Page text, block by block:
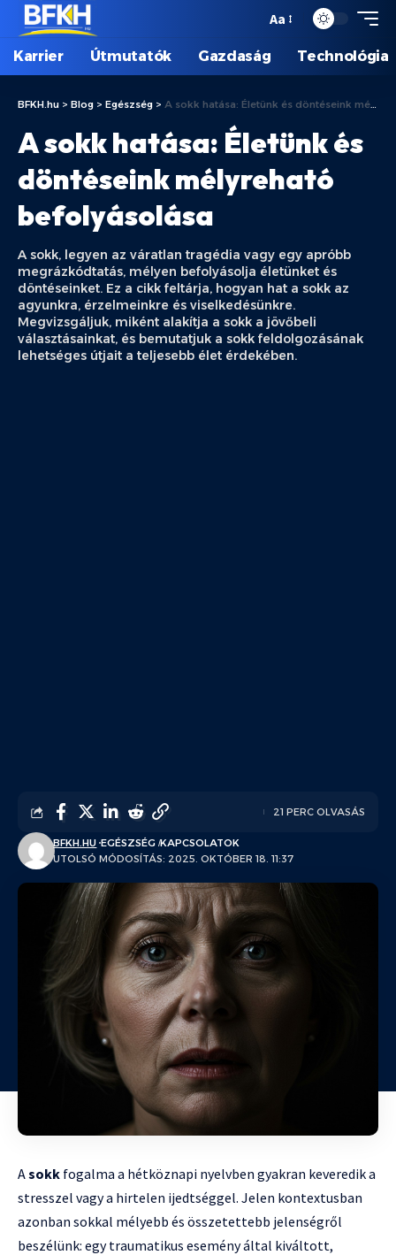
Aa
Karrier Útmutatók Gazdaság Technológia
BFKH.hu > Blog > Egészség > A sokk hatása: Életünk és döntéseink mélyreható befolyásolása
A sokk hatása: Életünk és
döntéseink mélyreható
befolyásolása
A sokk, legyen az váratlan tragédia vagy egy apróbb
megrázkódtatás, mélyen befolyásolja életünket és
döntéseinket. Ez a cikk feltárja, hogyan hat a sokk az
agyunkra, érzelmeinkre és viselkedésünkre.
Megvizsgáljuk, miként alakítja a sokk a jövőbeli
választásainkat, és bemutatjuk a sokk feldolgozásának
lehetséges útjait a teljesebb élet érdekében.
UTOLSÓ MÓDOSÍTÁS: 2025. OKTÓBER 18. 11:37
BFKH.HU EGÉSZSÉG KAPCSOLATOK
21 PERC OLVASÁS
Asokk fogalma a hétköznapi nyelvben gyakran keveredik a
stresszel vagy a hirtelen ijedtséggel. Jelen kontextusban
azonban sokkal mélyebb és összetettebb jelenségről
beszélünk: egy traumatikus esemény által kiváltott,